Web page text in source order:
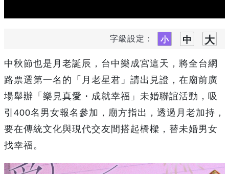
字級設定：
中秋節也是月老誕辰，台中樂成宮這天，將全台網
路票選第一名的「月老星君」請出見證，在廟前廣
場舉辦「樂見真愛・成就幸福」未婚聯誼活動，吸
引400名男女報名參加，廟方指出，透過月老加持，
要在傳統文化與現代交友間搭起橋樑，替未婚男女
找幸福。